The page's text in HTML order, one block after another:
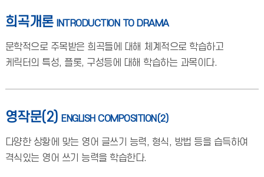
희곡개론 INTRODUCTION TO DRAMA
문학적으로 주목받은 희곡들에 대해 체계적으로 학습하고
케릭터의 특성, 플롯, 구성등에 대해 학습하는 과목이다.
영작문(2) ENGLISH COMPOSITION(2)
다양한 상황에 맞는 영어 글쓰기 능력, 형식, 방법 등을 습득하여
격식있는 영어 쓰기 능력을 학습한다.